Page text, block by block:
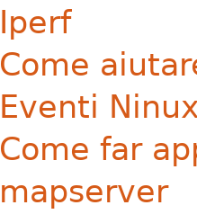
Iperf
Come
Eventi
Come far
mapserver